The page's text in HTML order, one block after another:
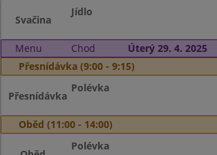
Svačina
Jídlo
Menu Chod
Úterý 29. 4. 2025
Přesnídávka (9:00 - 9:15)
Přesnídávka
Polévka
Oběd (11:00 - 14:00)
Polévka